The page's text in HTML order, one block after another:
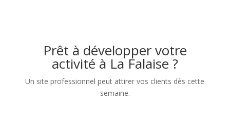
Prêt à développer votre
activité à La Falaise ?
Un site professionnel peut attirer vos clients dès cette
semaine.